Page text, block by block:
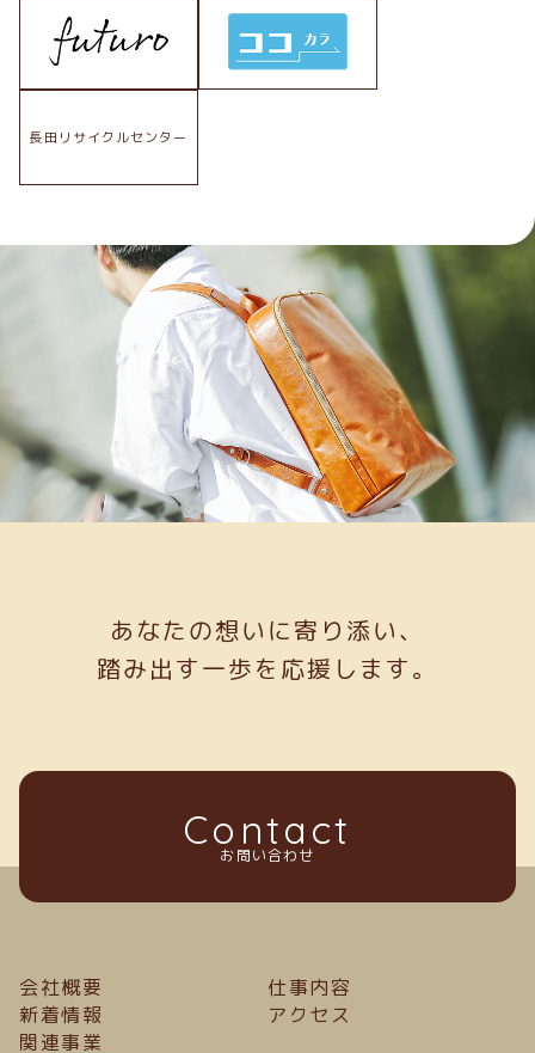
長田リサイクルセンター
あなたの想いに寄り添い、
踏み出す一歩を応援します。
Contact
お問い合わせ
会社概要
仕事内容
新着情報
アクセス
関連事業